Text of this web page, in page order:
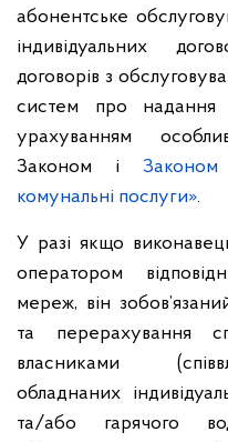
абонентське
індивідуальних
договорів з
систем про надання
урахуванням
Законом і
комунальні послуги».
У разі якщо
оператором
мереж, він
та перерахування
власниками
обладнаних
та/або гарячого